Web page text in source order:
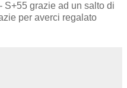
S+55 grazie ad un salto di
per averci regalato